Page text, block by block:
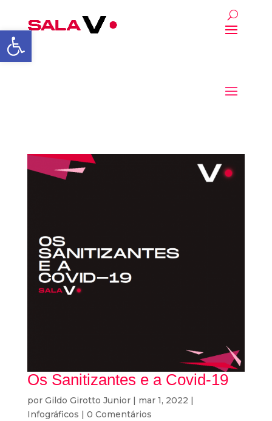
Abrir a barra de
Os Sanitizantes e a Covid-19
por Gildo Girotto Junior| mar 1, 2022
Infográficos
0 Comentários